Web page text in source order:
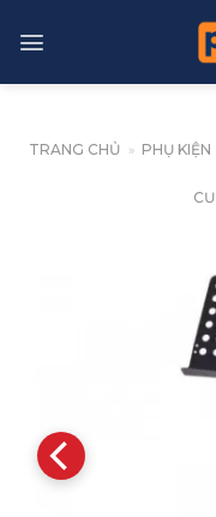
TRANG CHỦ » PHỤ KIỆN